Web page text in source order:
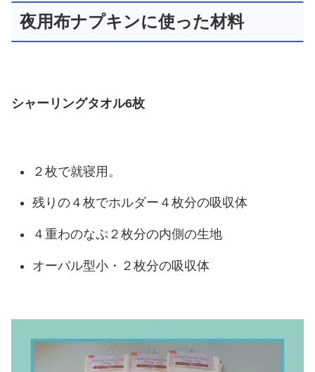
夜用布ナプキンに使った材料
シャーリングタオル6枚
２枚で就寝用。
残りの４枚でホルダー４枚分の吸収体
４重わのなぷ２枚分の内側の生地
オーバル型小・２枚分の吸収体